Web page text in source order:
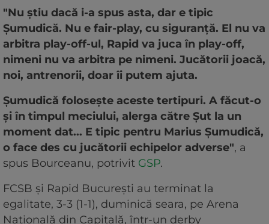
"Nu știu dacă i-a spus asta, dar e tipic
Șumudică. Nu e fair-play, cu siguranță. El nu va
arbitra play-off-ul, Rapid va juca în play-off,
nimeni nu va arbitra pe nimeni. Jucătorii joacă,
noi, antrenorii, doar îi putem ajuta.
Șumudică folosește aceste tertipuri. A făcut-o
și în timpul meciului, alerga către Șut la un
moment dat... E tipic pentru Marius Șumudică,
o face des cu jucătorii echipelor adverse", a
spus Bourceanu, potrivit GSP.
FCSB şi Rapid Bucureşti au terminat la
egalitate, 3-3 (1-1), duminică seara, pe Arena
Naţională din Capitală, într-un derby